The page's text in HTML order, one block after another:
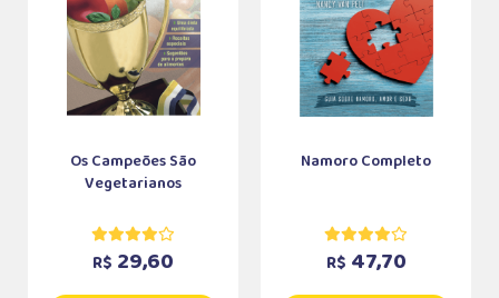
Os Campeões São
Vegetarianos
R$ 29,60
Namoro Completo
R$ 47,70